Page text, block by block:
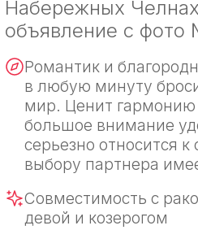
Набережных
объявление с
Романтик и
в любую минуту
мир. Ценит гармонию
большое внимание
серьезно относится
выбору партнера
Совместимость с
девой и козерогом